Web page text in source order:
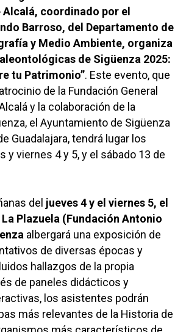
Alcalá, coordinado por el
Barroso, del Departamento de
y Medio Ambiente, organiza
de Sigüenza 2025:
tu Patrimonio”. Este evento, que
de la Fundación General
y la colaboración de la
el Ayuntamiento de Sigüenza
Guadalajara, tendrá lugar los
y viernes 4 y 5, y el sábado 13 de
del jueves 4 y el viernes 5, el
Plazuela (Fundación Antonio
albergará una exposición de
de diversas épocas y
hallazgos de la propia
de paneles didácticos y
los asistentes podrán
más relevantes de la Historia de